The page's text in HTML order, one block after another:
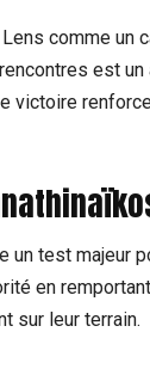
comme un
est
victoire
un test majeur
en
sur leur terrain.